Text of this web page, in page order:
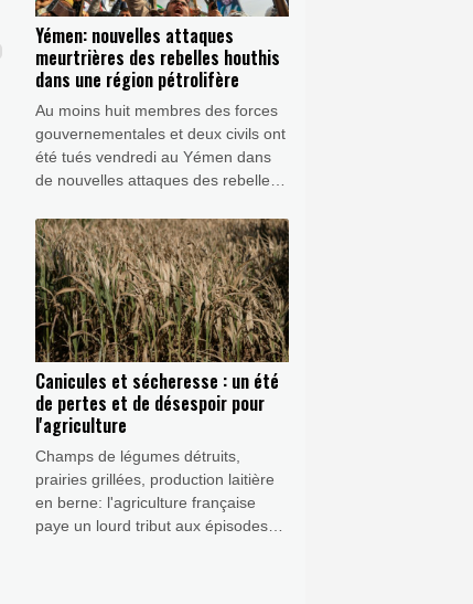
Yémen: nouvelles attaques
meurtrières des rebelles houthis
dans une région pétrolifère
Au moins huit membres des forces
gouvernementales et deux civils ont
été tués vendredi au Yémen dans
de nouvelles attaques des rebelles
pétrole, au lendemain des frappes
les plus meurtrières depuis la trêve
de 2022.
Canicules et sécheresse : un été
de pertes et de désespoir pour
l'agriculture
Champs de légumes détruits,
prairies grillées, production laitière
en berne: l'agriculture française
paye un lourd tribut aux épisodes